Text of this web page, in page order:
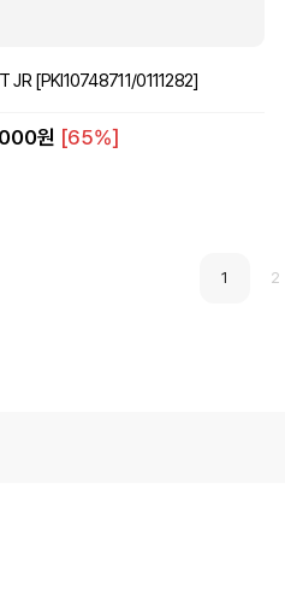
JR [PKI10748711/0111282]
원 [65%]
1 2